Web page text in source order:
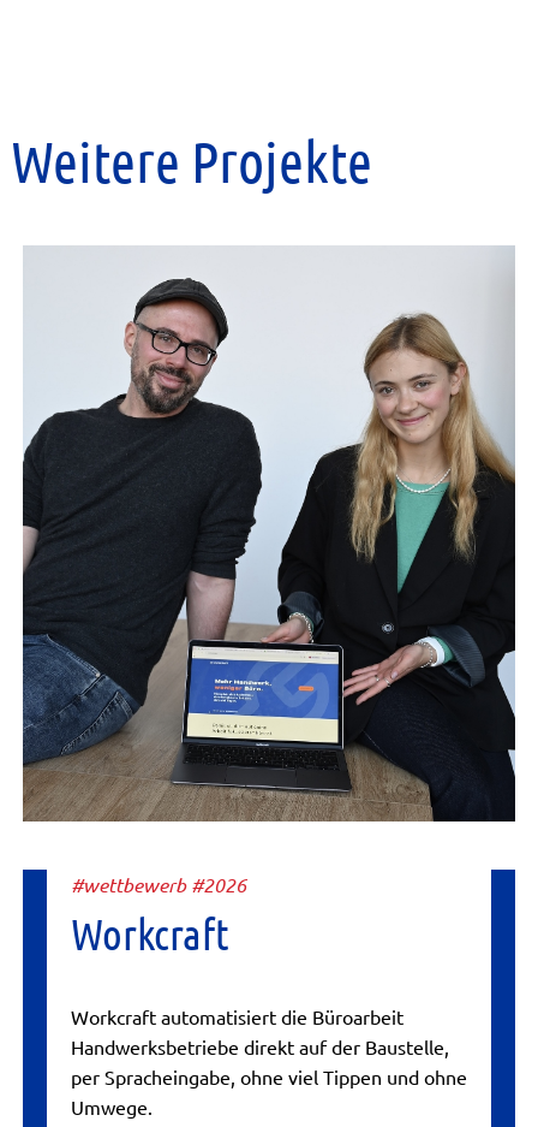
Weitere Projekte
#wettbewerb #2026
Workcraft
Workcraft automatisiert die Büroarbeit
Handwerksbetriebe direkt auf der Baustelle,
per Spracheingabe, ohne viel Tippen und ohne
Umwege.